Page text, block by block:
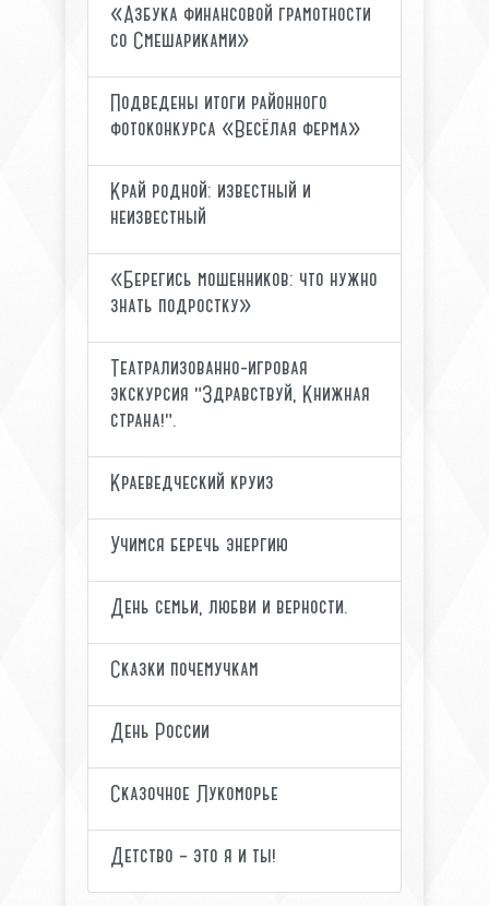
«Азбука финансовой грамотности
со Смешариками»
Подведены итоги районного
фотоконкурса «Весёлая ферма»
Край родной: известный и
неизвестный
«Берегись мошенников: что нужно
знать подростку»
Театрализованно-игровая
экскурсия "Здравствуй, Книжная
страна!".
Краеведческий круиз
Учимся беречь энергию
День семьи, любви и верности.
Сказки почемучкам
День России
Сказочное Лукоморье
Детство – это я и ты!